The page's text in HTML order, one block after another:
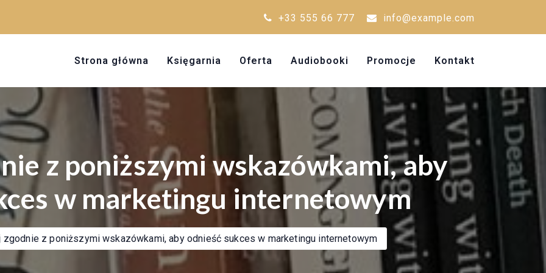
+33 555 66 777 info@example.com
Strona główna Księgarnia Oferta Audiobooki Promocje Kontakt
z poniższymi wskazówkami, aby
w marketingu internetowym
zgodnie z poniższymi wskazówkami, aby odnieść sukces w marketingu internetowym